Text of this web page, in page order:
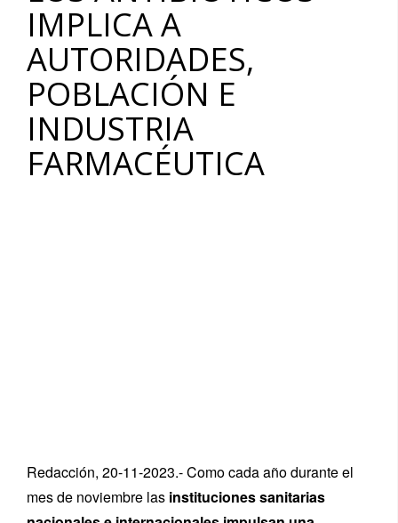
IMPLICA A
AUTORIDADES,
POBLACIÓN E
INDUSTRIA
FARMACÉUTICA
Redacción, 20-11-2023.- Como cada año durante el
mes de noviembre las instituciones sanitarias